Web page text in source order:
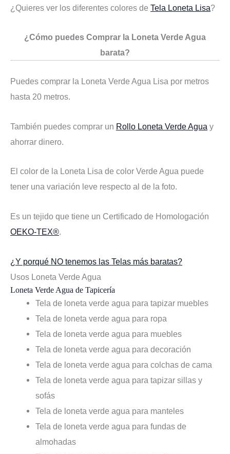
¿Quieres ver los diferentes colores de Tela Loneta Lisa?
¿Cómo puedes Comprar la Loneta Verde Agua
barata?
Puedes comprar la Loneta Verde Agua Lisa por metros
hasta 20 metros.
También puedes comprar un Rollo Loneta Verde Agua y
ahorrar dinero.
El color de la Loneta Lisa de color Verde Agua puede
tener una variación leve respecto al de la foto.
Es un tejido que tiene un Certificado de Homologación
OEKO-TEX®.
¿Y porqué NO tenemos las Telas más baratas?
Usos Loneta Verde Agua
Loneta Verde Agua de Tapicería
Tela de loneta verde agua para tapizar muebles
Tela de loneta verde agua para ropa
Tela de loneta verde agua para muebles
Tela de loneta verde agua para decoración
Tela de loneta verde agua para colchas de cama
Tela de loneta verde agua para tapizar sillas y
sofás
Tela de loneta verde agua para manteles
Tela de loneta verde agua para fundas de
almohadas